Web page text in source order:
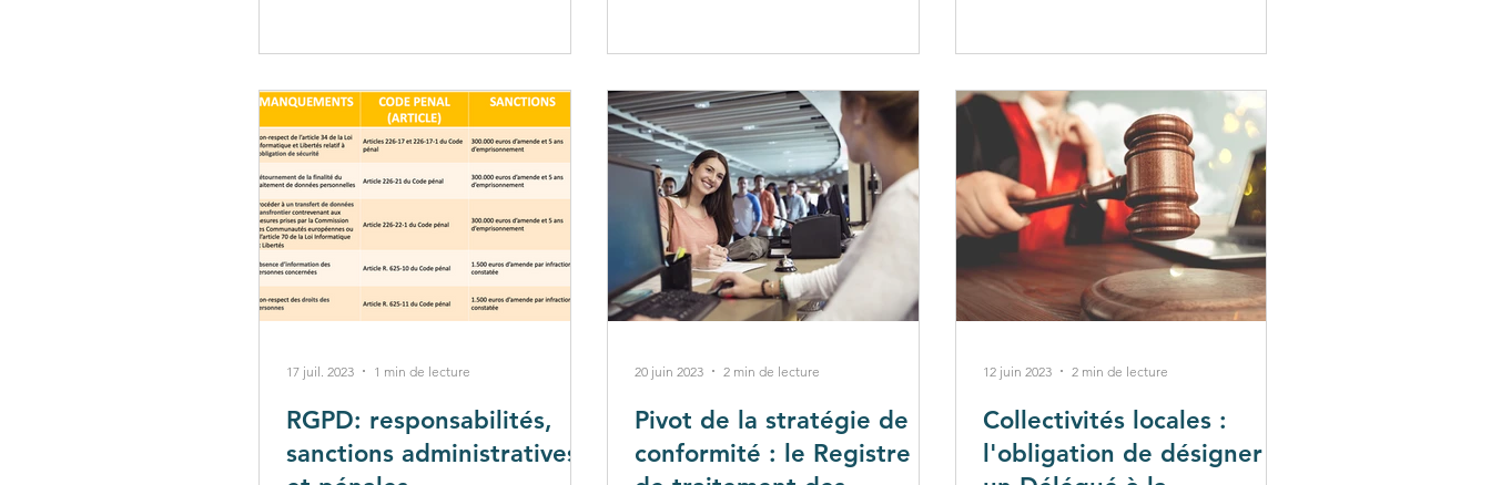
RGPD: responsabilités,
sanctions administratives
17 juil. 2023 1 min de lecture
Pivot de la stratégie de
conformité : le Registre
20 juin 2023 2 min de lecture
Collectivités locales :
l'obligation de désigner
12 juin 2023 2 min de lecture